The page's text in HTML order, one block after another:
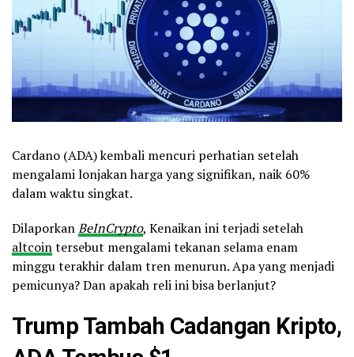
Cardano (ADA) kembali mencuri perhatian setelah
mengalami lonjakan harga yang signifikan, naik 60%
dalam waktu singkat.
DilaporkanBeInCrypto, Kenaikan ini terjadi setelah
altcointersebut mengalami tekanan selama enam
minggu terakhir dalam tren menurun. Apa yang menjadi
pemicunya? Dan apakah reli ini bisa berlanjut?
Trump Tambah Cadangan Kripto,